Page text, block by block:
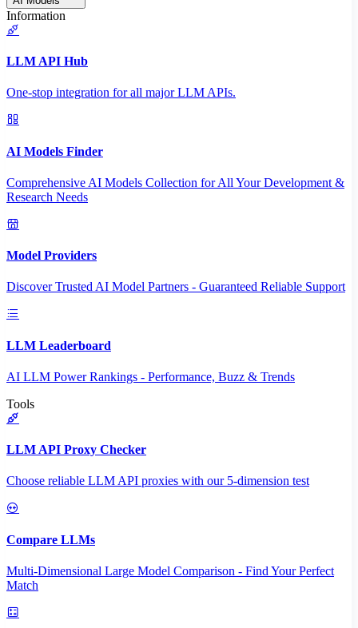
Information
LLM API Hub
One-stop integration for all major LLM APIs.
AI Models Finder
Comprehensive AI Models Collection for All Your Development &
Research Needs
Model Providers
Discover Trusted AI Model Partners - Guaranteed Reliable Support
LLM Leaderboard
AI LLM Power Rankings - Performance, Buzz & Trends
Tools
LLM API Proxy Checker
Choose reliable LLM API proxies with our 5-dimension test
Compare LLMs
Multi-Dimensional Large Model Comparison - Find Your Perfect
Match